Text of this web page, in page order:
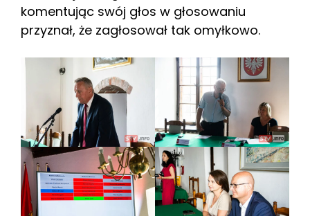
komentując swój głos w głosowaniu
przyznał, że zagłosował tak omyłkowo.